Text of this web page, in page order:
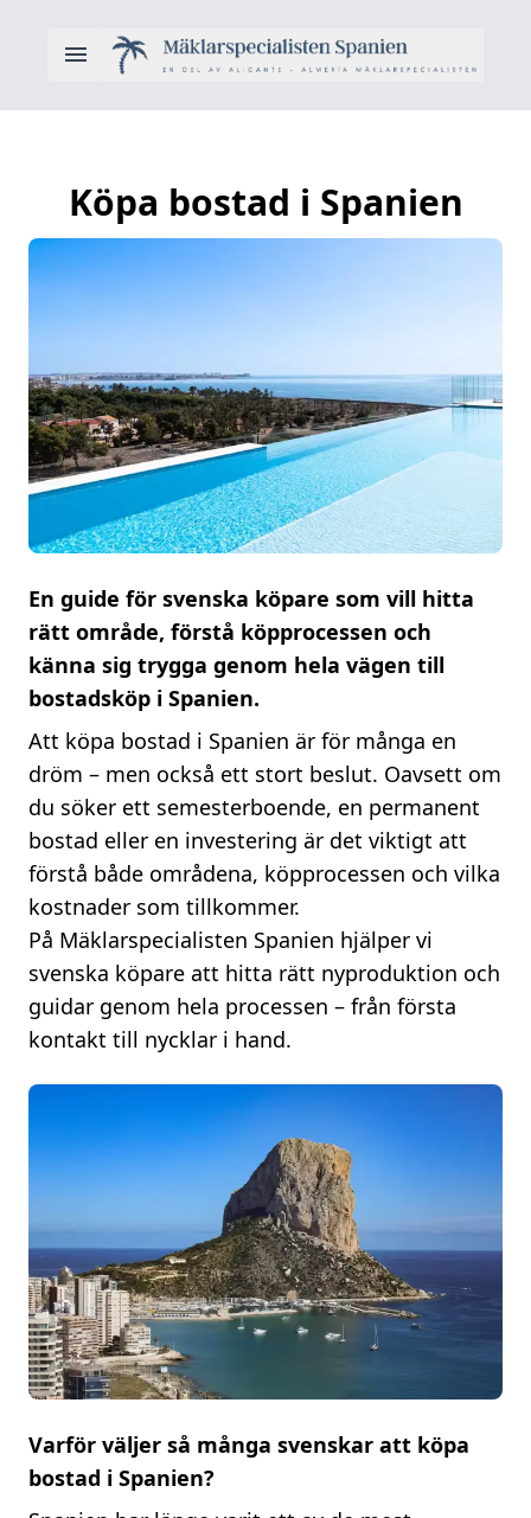
Köpa bostad i Spanien
En guide för svenska köpare som vill hitta
rätt område, förstå köpprocessen och
känna sig trygga genom hela vägen till
bostadsköp i Spanien.
Att köpa bostad i Spanien är för många en
dröm – men också ett stort beslut. Oavsett om
du söker ett semesterboende, en permanent
bostad eller en investering är det viktigt att
förstå både områdena, köpprocessen och vilka
kostnader som tillkommer.
På Mäklarspecialisten Spanien hjälper vi
svenska köpare att hitta rätt nyproduktion och
guidar genom hela processen – från första
kontakt till nycklar i hand.
Varför väljer så många svenskar att köpa
bostad i Spanien?